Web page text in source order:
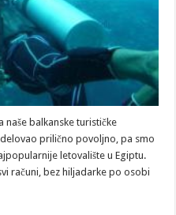
naše balkanske turističke
prilično povoljno, pa smo
letovalište u Egiptu.
računi, bez hiljadarke po osobi